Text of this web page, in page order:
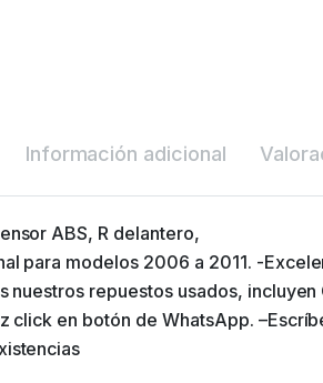
Información adicional
ABS, R delantero,
para modelos 2006 a 2011. -
nuestros repuestos usados, incluyen
click en botón de WhatsApp.